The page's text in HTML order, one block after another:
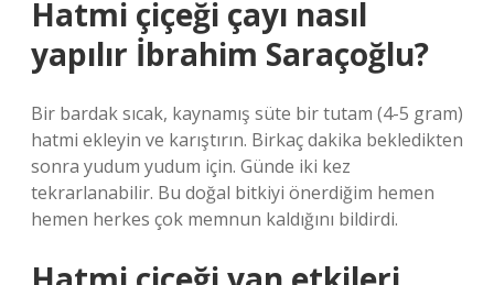
Hatmi çiçeği çayı nasıl
yapılır İbrahim Saraçoğlu?
Bir bardak sıcak, kaynamış süte bir tutam (4-5 gram)
hatmi ekleyin ve karıştırın. Birkaç dakika bekledikten
sonra yudum yudum için. Günde iki kez
tekrarlanabilir. Bu doğal bitkiyi önerdiğim hemen
hemen herkes çok memnun kaldığını bildirdi.